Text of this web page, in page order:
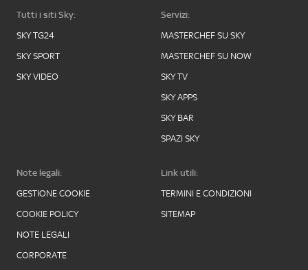
Tutti i siti Sky:
SKY TG24
SKY SPORT
SKY VIDEO
Servizi:
MASTERCHEF SU SKY
MASTERCHEF SU NOW
SKY TV
SKY APPS
SKY BAR
SPAZI SKY
Note legali:
GESTIONE COOKIE
COOKIE POLICY
NOTE LEGALI
CORPORATE
Link utili:
TERMINI E CONDIZIONI
SITEMAP